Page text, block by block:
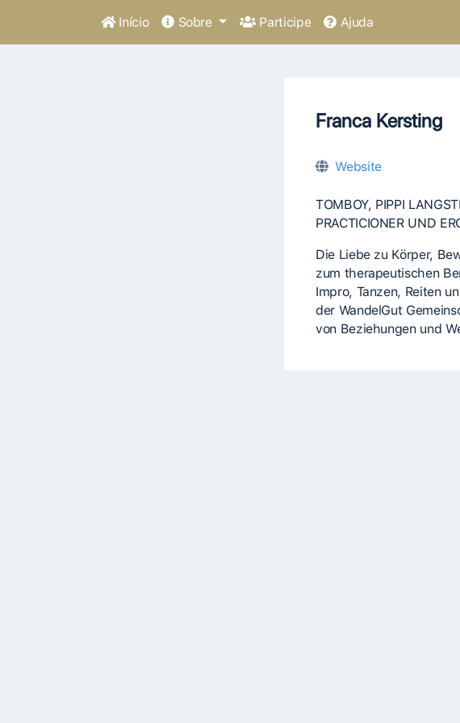
Início Sobre Participe Ajuda
Franca Kersting
Website
TOMBOY, PIPPI
PRACTICIONER UND
Die Liebe zu Körper,
zum therapeutischen
Impro, Tanzen, Reiten
der WandelGut
von Beziehungen und